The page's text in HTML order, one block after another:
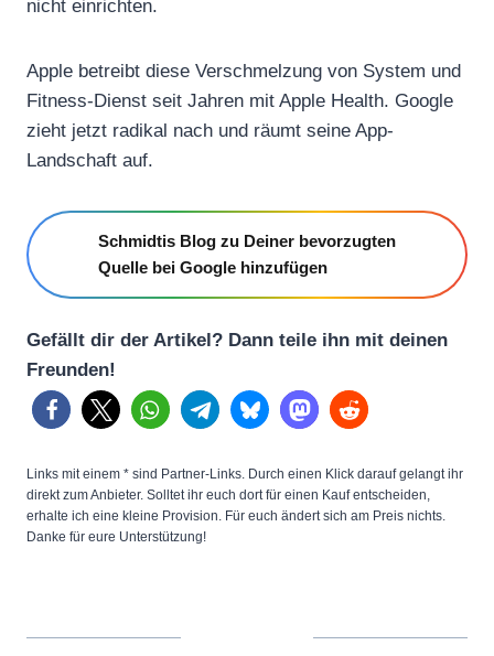
nicht einrichten.
Apple betreibt diese Verschmelzung von System und
Fitness-Dienst seit Jahren mit Apple Health. Google
zieht jetzt radikal nach und räumt seine App-
Landschaft auf.
Schmidtis Blog zu Deiner bevorzugten
Quelle bei Google hinzufügen
Gefällt dir der Artikel? Dann teile ihn mit deinen
Freunden!
Links mit einem * sind Partner-Links. Durch einen Klick darauf gelangt ihr
direkt zum Anbieter. Solltet ihr euch dort für einen Kauf entscheiden,
erhalte ich eine kleine Provision. Für euch ändert sich am Preis nichts.
Danke für eure Unterstützung!